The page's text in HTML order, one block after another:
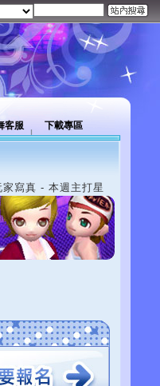
客服 下載專區
家寫真 - 本週主打星